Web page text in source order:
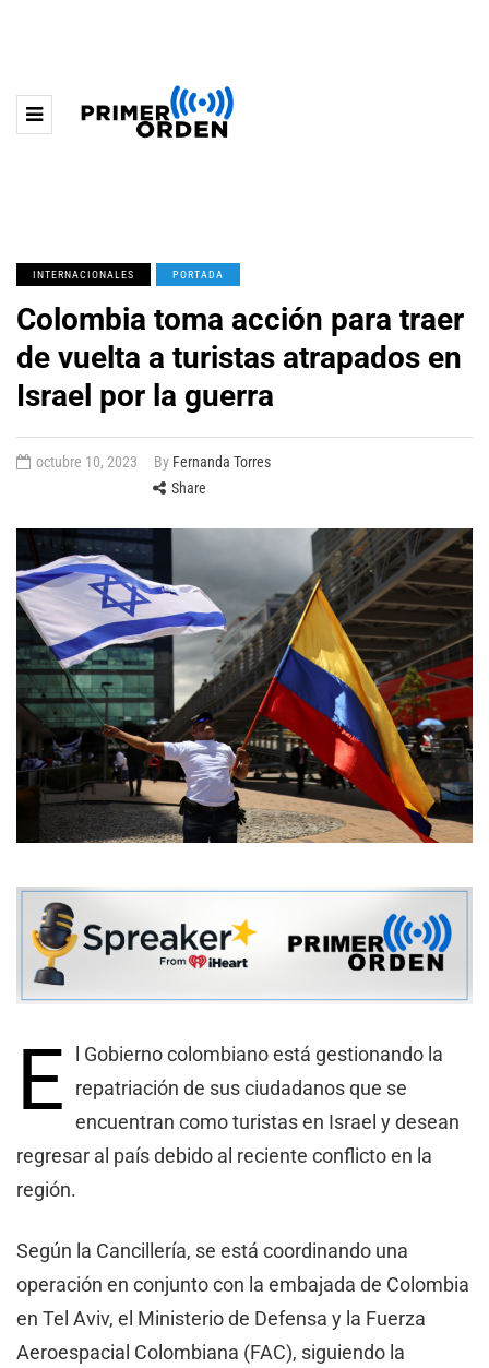
INTERNACIONALES PORTADA
Colombia toma acción para traer
de vuelta a turistas atrapados en
Israel por la guerra
octubre 10, 2023 By Fernanda Torres
Share
E
l Gobierno colombiano está gestionando la
repatriación de sus ciudadanos que se
encuentran como turistas en Israel y desean
regresar al país debido al reciente conflicto en la
región.
Según la Cancillería, se está coordinando una
operación en conjunto con la embajada de Colombia
en Tel Aviv, el Ministerio de Defensa y la Fuerza
Aeroespacial Colombiana (FAC), siguiendo la